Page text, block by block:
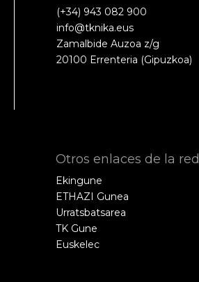
(+34) 943 082 900
info@tknika.eus
Zamalbide Auzoa z/g
20100 Errenteria (Gipuzkoa)
Otros enlaces de la red
Ekingune
ETHAZI Gunea
Urratsbatsarea
TK Gune
Euskelec